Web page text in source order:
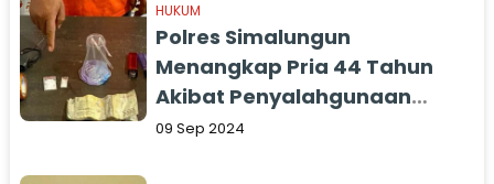
HUKUM
Polres Simalungun
Menangkap Pria 44 Tahun
Akibat Penyalahgunaan
Narkoba
09 Sep 2024